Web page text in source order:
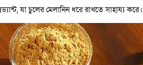
যা চুলের মেলানিন ধরে রাখতে সাহায্য